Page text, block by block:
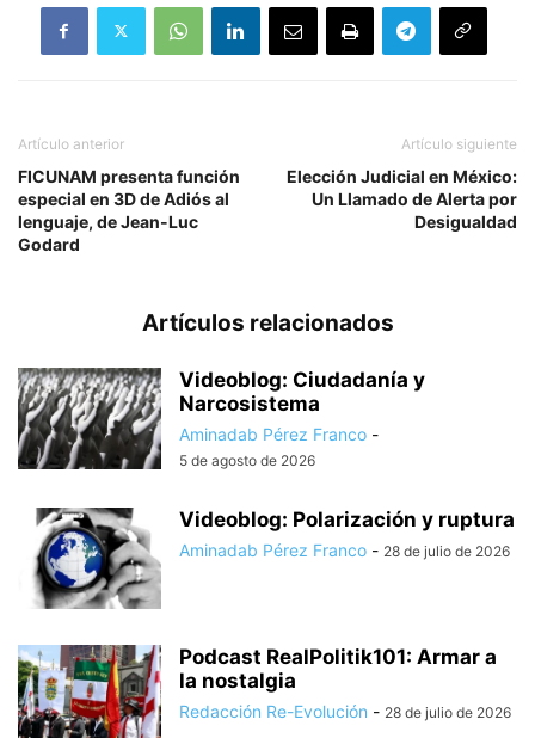
Artículo anterior
FICUNAM presenta función
especial en 3D de Adiós al
lenguaje, de Jean-Luc
Godard
Artículo siguiente
Elección Judicial en México:
Un Llamado de Alerta por
Desigualdad
Artículos relacionados
Videoblog: Ciudadanía y
Narcosistema
Aminadab Pérez Franco -
5 de agosto de 2026
Videoblog: Polarización y ruptura
Aminadab Pérez Franco - 28 de julio de 2026
Podcast RealPolitik101: Armar a
la nostalgia
Redacción Re-Evolución - 28 de julio de 2026